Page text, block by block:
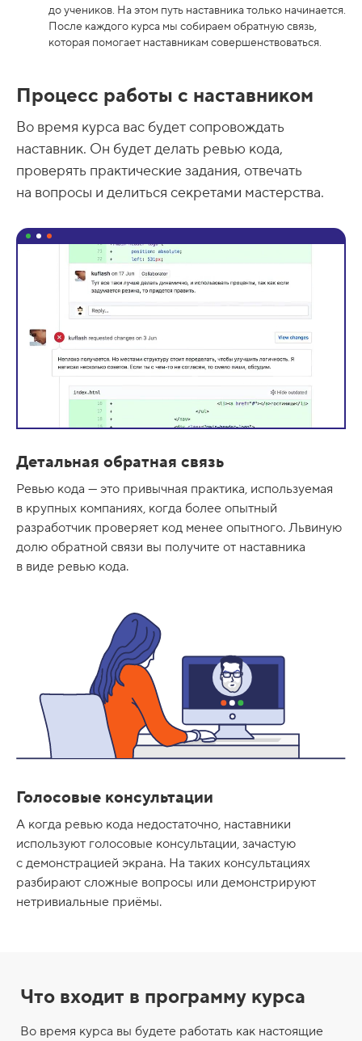
до учеников. На этом путь наставника только начинается.
После каждого курса мы собираем обратную связь,
которая помогает наставникам совершенствоваться.
Процесс работы с наставником
Во время курса вас будет сопровождать
наставник. Он будет делать ревью кода,
проверять практические задания, отвечать
на вопросы и делиться секретами мастерства.
Детальная обратная связь
Ревью кода — это привычная практика, используемая
в крупных компаниях, когда более опытный
разработчик проверяет код менее опытного. Львиную
долю обратной связи вы получите от наставника
в виде ревью кода.
Голосовые консультации
А когда ревью кода недостаточно, наставники
используют голосовые консультации, зачастую
с демонстрацией экрана. На таких консультациях
разбирают сложные вопросы или демонстрируют
нетривиальные приёмы.
Что входит в программу курса
Во время курса вы будете работать как настоящие